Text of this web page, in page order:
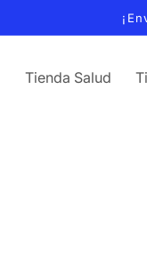
Tienda Salud